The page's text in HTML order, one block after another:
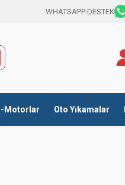
WHATSAPP DESTEK
Motorlar Oto Yıkamalar